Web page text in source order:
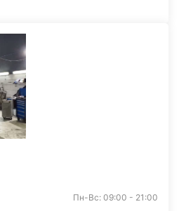
Пн-Вс: 09:00 - 21:00